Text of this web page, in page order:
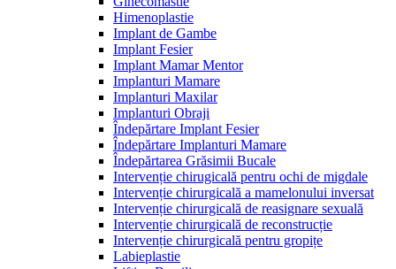
Himenoplastie
Implant de Gambe
Implant Fesier
Implant Mamar Mentor
Implanturi Mamare
Implanturi Maxilar
Implanturi Obraji
Îndepărtare Implant Fesier
Îndepărtare Implanturi Mamare
Îndepărtarea Grăsimii Bucale
Intervenție chirugicală pentru ochi de migdale
Intervenție chirurgicală a mamelonului inversat
Intervenție chirurgicală de reasignare sexuală
Intervenție chirurgicală de reconstrucție
Intervenție chirurgicală pentru gropițe
Labieplastie